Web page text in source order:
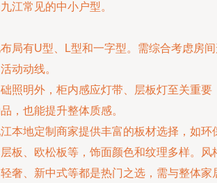
江常见的中小户型。
布局有U型、L型和一字型。需综合考虑房
动动线。
照明外，柜内感应灯带、层板灯至关重要
，也能提升整体质感。
江本地定制商家提供丰富的板材选择，如环
板、欧松板等，饰面颜色和纹理多样。风
轻奢、新中式等都是热门之选，需与整体家